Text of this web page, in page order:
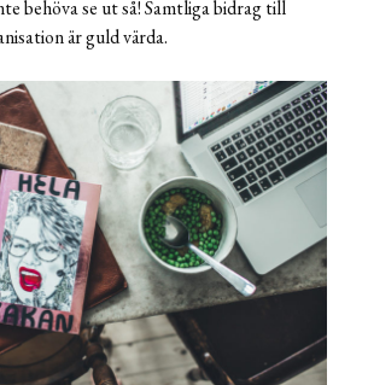
behöva se ut så! Samtliga bidrag till
är guld värda.